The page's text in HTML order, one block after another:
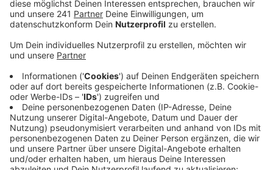
Gegenspur gefahren und dort frontal mit einem
anderen Auto zusammengestoßen.
Veröffentlicht:Donnerstag, 18.08.2022 18:25
Anzeige
In dem Wagen saßen wohl vier Menschen, eine 80-
jährige Frau soll noch an der Unfallstelle gestorben
sein. Der Unfall konnte laut Polizei passieren, weil die
beiden Spuren nicht baulich voneinander getrennt